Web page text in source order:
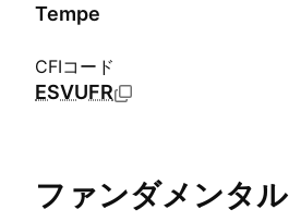
Tempe
CFIコード
ESVUFR
ファンダメンタル